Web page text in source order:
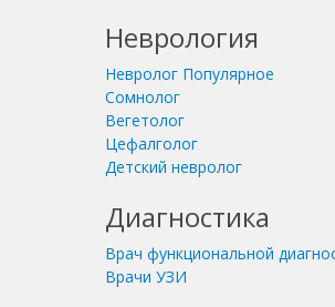
Неврология
Невролог Популярное
Сомнолог
Вегетолог
Цефалголог
Детский невролог
Диагностика
Врач функциональной
Врачи УЗИ